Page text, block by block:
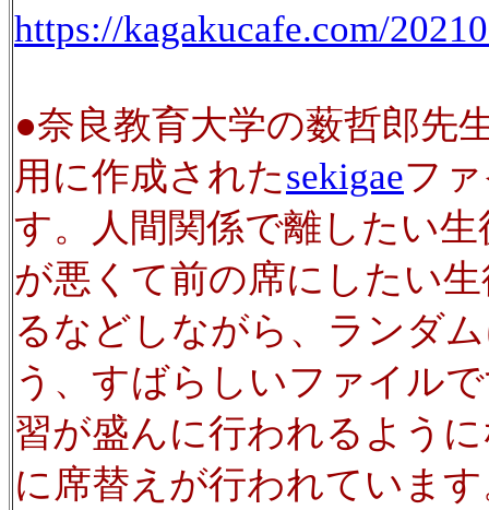
https://kagakucafe.com/
●奈良教育大学の薮哲郎先
用に作成されたsekigaeフ
す。人間関係で離したい
が悪くて前の席にしたい
るなどしながら、ランダ
う、すばらしいファイル
習が盛んに行われるよう
に席替えが行われていま